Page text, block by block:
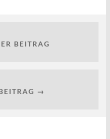
BEITRAG
→